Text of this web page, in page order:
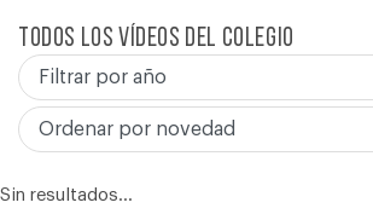
Todos los vídeos del colegio
Sin resultados...